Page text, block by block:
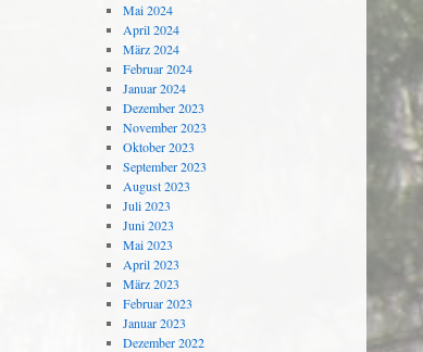
Mai 2024
April 2024
März 2024
Februar 2024
Januar 2024
Dezember 2023
November 2023
Oktober 2023
September 2023
August 2023
Juli 2023
Juni 2023
Mai 2023
April 2023
März 2023
Februar 2023
Januar 2023
Dezember 2022